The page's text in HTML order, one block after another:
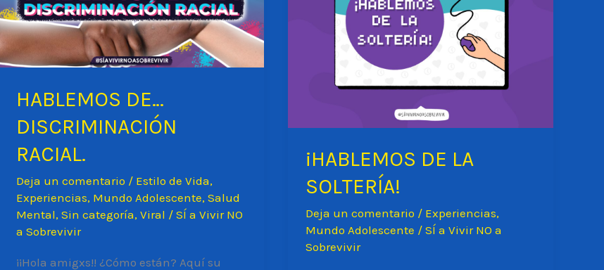
SEXUALES?
HABLEMOS DE…
DISCRIMINACIÓN
RACIAL.
Deja un comentario / Estilo de Vida,
Experiencias, Mundo Adolescente, Salud
Mental, Sin categoría, Viral / SÍ a Vivir NO
a Sobrevivir
¡¡Hola amigxs!! ¿Cómo están? Aquí su
¡HABLEMOS DE LA
SOLTERÍA!
Deja un comentario / Experiencias,
Mundo Adolescente /SÍ a Vivir NO a
Sobrevivir